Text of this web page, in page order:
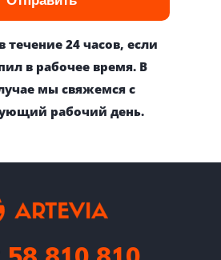
24 часов, если
в рабочее время. В
мы свяжемся с
рабочий день.